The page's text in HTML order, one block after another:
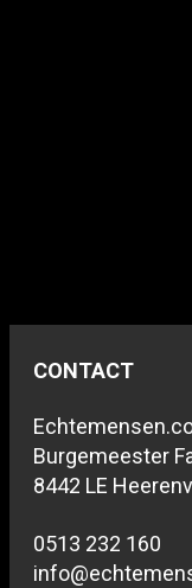
CONTACT
Burgemeester
8442 LE
0513 232 160